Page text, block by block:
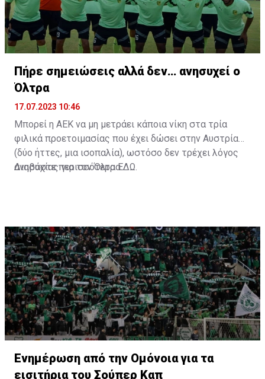
Πήρε σημειώσεις αλλά δεν… ανησυχεί ο
Όλτρα
17.07.2023 10:46
Μπορεί η ΑΕΚ να μη μετράει κάποια νίκη στα τρία
φιλικά προετοιμασίας που έχει δώσει στην Αυστρία
(δύο ήττες, μια ισοπαλία), ωστόσο δεν τρέχει λόγος
ανησυχίας για τον Όλτρα.
Διαβάστε περισσότεραΕΔΩ.
Ενημέρωση από την Ομόνοια για τα
εισιτήρια του Σούπερ Καπ